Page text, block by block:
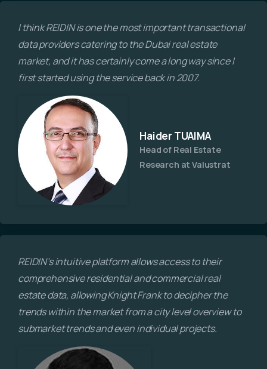
I think REIDIN is one the most important transactional
data providers catering to the Dubai real estate
market, and it has certainly come a long way since I
first started using the service back in 2007.
Haider TUAIMA
Head of Real Estate
Research at Valustrat
REIDIN’s intuitive platform allows access to their
comprehensive residential and commercial real
estate data, allowing Knight Frank to decipher the
trends within the market from a city level overview to
submarket trends and even individual projects.